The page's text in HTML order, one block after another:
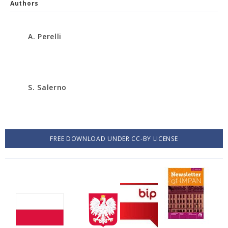
Authors
A. Perelli
S. Salerno
FREE DOWNLOAD UNDER CC-BY LICENSE